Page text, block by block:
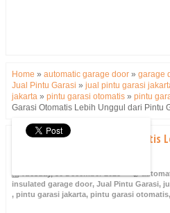
Home » automatic garage door » garage
Jual Pintu Garasi » jual pintu garasi
jakarta » pintu garasi otomatis » pintu
Garasi Otomatis Lebih Unggul dari Pintu
Mengapa Pintu Garasi Otomatis
insulated garage door, Jual Pintu Garasi,
, pintu garasi jakarta, pintu garasi otomatis,